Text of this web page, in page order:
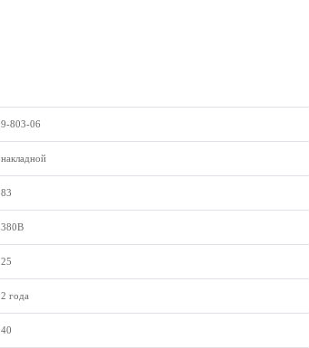
9-803-06
накладной
83
380В
25
2 года
40